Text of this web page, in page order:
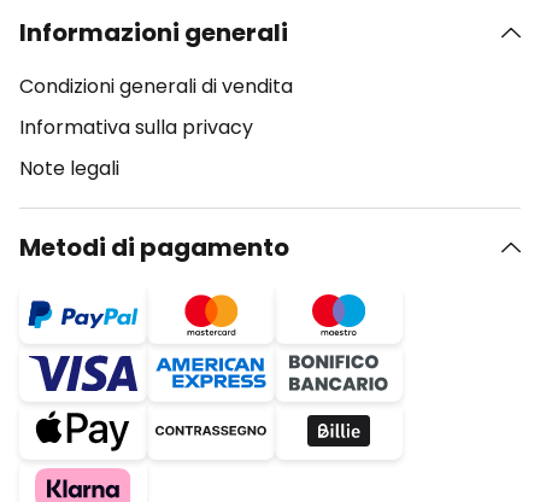
Informazioni generali
Condizioni generali di vendita
Informativa sulla privacy
Note legali
Metodi di pagamento